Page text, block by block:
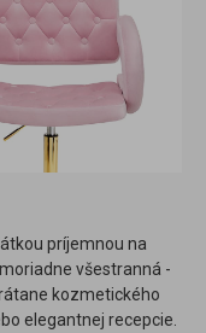
príjemnou na
všestranná -
kozmetického
elegantnej recepcie.